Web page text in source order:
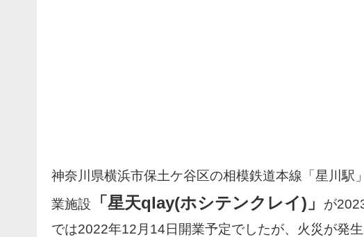
神奈川県横浜市保土ケ谷区の相模鉄道本線「星川駅
業施設
「星天qlay(ホシテンクレイ)」
が
では2022年12月14日開業予定でしたが、火災が発